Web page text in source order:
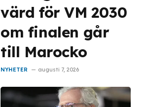
värd för VM 2030
om finalen går
till Marocko
NYHETER augusti 7, 2026